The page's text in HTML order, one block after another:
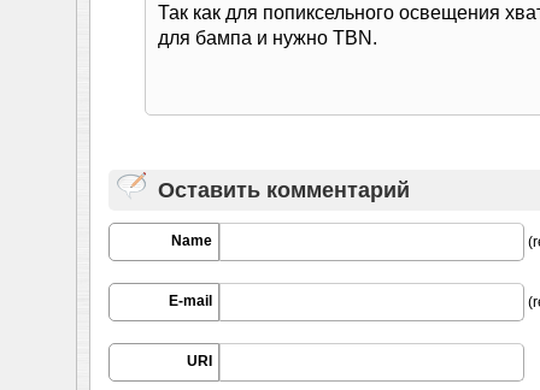
Так как для попиксельного освещения
для бампа и нужно TBN.
Оставить комментарий
Name
E-mail
URI